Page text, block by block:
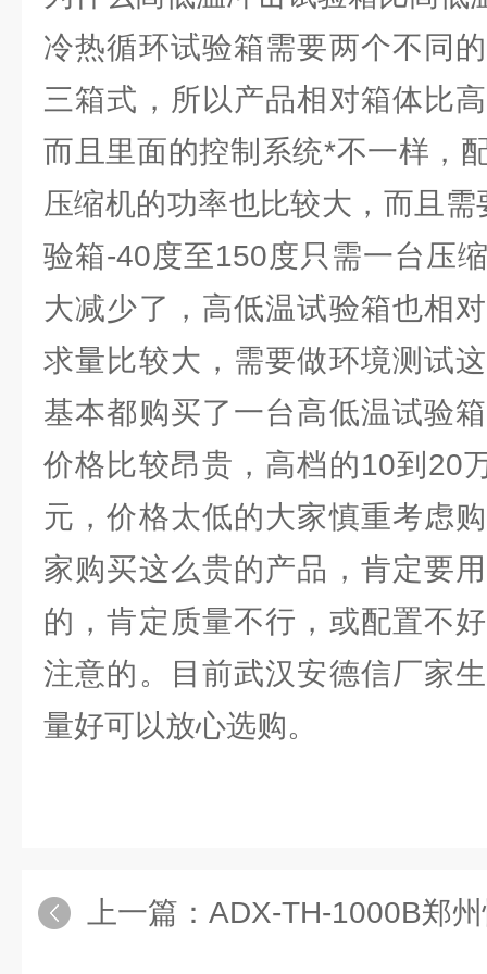
冷热循环试验箱需要两个不同
三箱式，所以产品相对箱体比
而且里面的控制系统*不一样，
压缩机的功率也比较大，而且
验箱-40度至150度只需一台压
大减少了，高低温试验箱也相
求量比较大，需要做环境测试
基本都购买了一台高低温试验
价格比较昂贵，高档的10到20
元，价格太低的大家慎重考虑
家购买这么贵的产品，肯定要
的，肯定质量不行，或配置不
注意的。目前武汉安德信厂家
量好可以放心选购。
上一篇： ADX-TH-1000B郑州恒